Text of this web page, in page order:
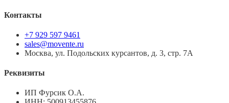
Контакты
+7 929 597 9461
sales@movente.ru
Москва, ул. Подольских курсантов, д. 3, стр. 7А
Реквизиты
ИП Фурсик О.А.